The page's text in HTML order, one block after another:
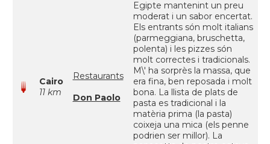
Cairo
11 km
Restaurants
Don Paolo
Egipte mantenint un preu
moderat i un sabor encertat.
Els entrants són molt italians
(parmeggiana, bruschetta,
polenta) i les pizzes són
molt correctes i tradicionals.
M\' ha sorprès la massa, que
era fina, ben reposada i molt
bona. La llista de plats de
pasta es tradicional i la
matèria prima (la pasta)
coixeja una mica (els penne
podrien ser millor). La